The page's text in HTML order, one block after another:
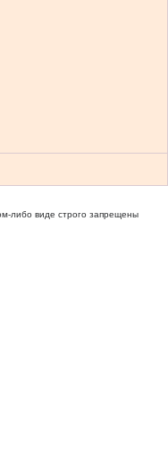
либо виде строго запрещены